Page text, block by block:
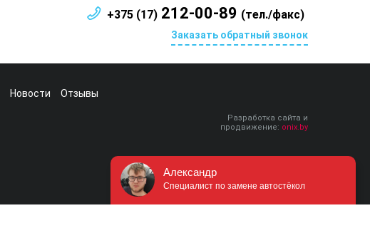
+375 (17)212-00-89 (тел./факс)
Заказать обратный звонок
Новости Отзывы
Разработка сайта и
продвижение: onix.by
Александр
Специалист по замене автостёкол